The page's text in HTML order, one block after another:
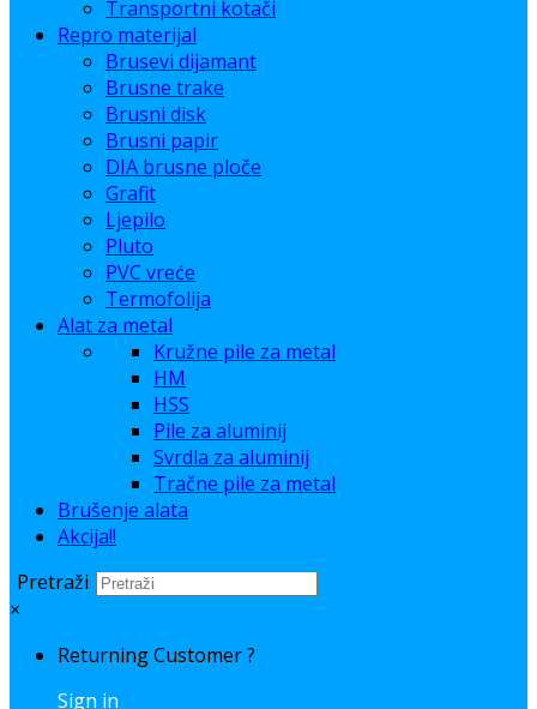
Transportni kotači
Repro materijal
Brusevi dijamant
Brusne trake
Brusni disk
Brusni papir
DIA brusne ploče
Grafit
Ljepilo
Pluto
PVC vreće
Termofolija
Alat za metal
Kružne pile za metal
HM
HSS
Pile za aluminij
Svrdla za aluminij
Tračne pile za metal
Brušenje alata
Akcija!!
Pretraži
×
Returning Customer ?
Sign in